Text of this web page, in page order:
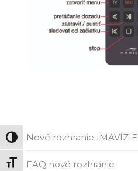
Zmeň vysoký kontrast
Zmeň veľkosť písma
Nové rozhranie IMAVÍZIE
FAQ nové rozhranie